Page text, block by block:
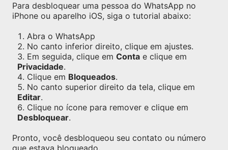
Para desbloquear uma pessoa do WhatsApp no
iPhone ou aparelho iOS, siga o tutorial abaixo:
Abra o WhatsApp
No canto inferior direito, clique em ajustes.
Em seguida, clique em Conta e clique em
Privacidade.
Clique em Bloqueados.
No canto superior direito da tela, clique em
Editar.
Clique no ícone para remover e clique em
Desbloquear.
Pronto, você desbloqueou seu contato ou número
que estava bloqueado.